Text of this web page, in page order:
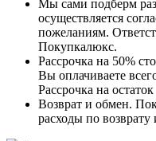
Мы сами подберм
осуществляется
пожеланиям.
Покупкалюкс.
Рассрочка на 50%
Вы оплачиваете
Рассрочка на
Возврат и обмен.
расходы по возврату